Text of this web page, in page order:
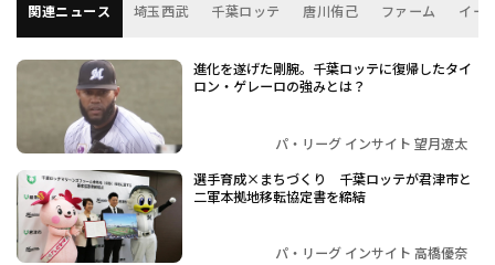
関連ニュース 埼玉西武 千葉ロッテ 唐川侑己 ファーム イー
進化を遂げた剛腕。千葉ロッテに復帰したタイ
ロン・ゲレーロの強みとは？
パ・リーグ インサイト 望月遼太
選手育成×まちづくり 千葉ロッテが君津市と
二軍本拠地移転協定書を締結
パ・リーグ インサイト 高橋優奈